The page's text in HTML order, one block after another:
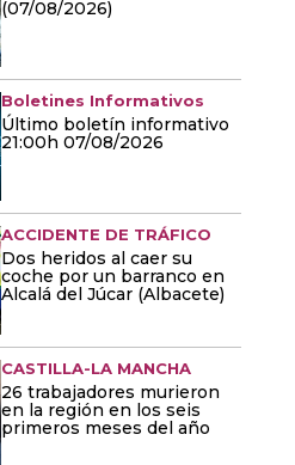
(07/08/2026)
Boletines Informativos
Último boletín informativo
21:00h 07/08/2026
ACCIDENTE DE TRÁFICO
Dos heridos al caer su
coche por un barranco en
Alcalá del Júcar (Albacete)
CASTILLA-LA MANCHA
26 trabajadores murieron
en la región en los seis
primeros meses del año